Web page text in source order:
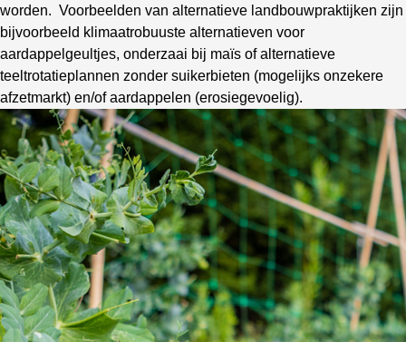
worden. Voorbeelden van alternatieve landbouwpraktijken zijn
bijvoorbeeld klimaatrobuuste alternatieven voor
aardappelgeultjes, onderzaai bij maïs ofalternatieve
teeltrotatieplannen zonder suikerbieten (mogelijks onzekere
afzetmarkt) en/of aardappelen (erosiegevoelig).